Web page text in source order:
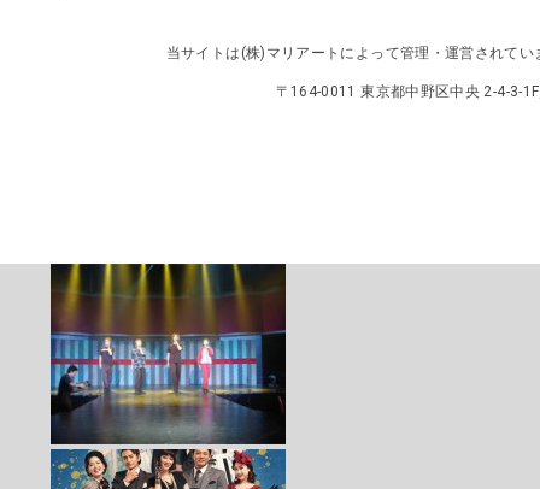
当サイトは (株)マリアート によって管理・運営されて
〒164-0011 東京都中野区中央 2-4-